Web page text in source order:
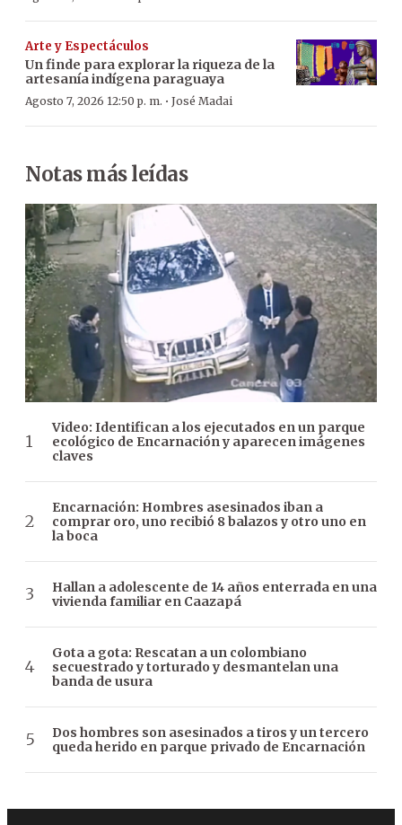
Arte y Espectáculos
Un finde para explorar la riqueza de la
artesanía indígena paraguaya
Agosto 7, 2026 12:50 p. m. · José Madai
Notas más leídas
Video: Identifican a los ejecutados en un parque
ecológico de Encarnación y aparecen imágenes
claves
Encarnación: Hombres asesinados iban a
comprar oro, uno recibió 8 balazos y otro uno en
la boca
Hallan a adolescente de 14 años enterrada en una
vivienda familiar en Caazapá
Gota a gota: Rescatan a un colombiano
secuestrado y torturado y desmantelan una
banda de usura
Dos hombres son asesinados a tiros y un tercero
queda herido en parque privado de Encarnación